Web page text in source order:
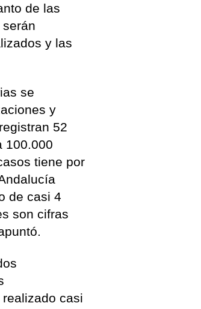
de las
y las
se
y
52
100.000
tiene por
de casi 4
son cifras
casi